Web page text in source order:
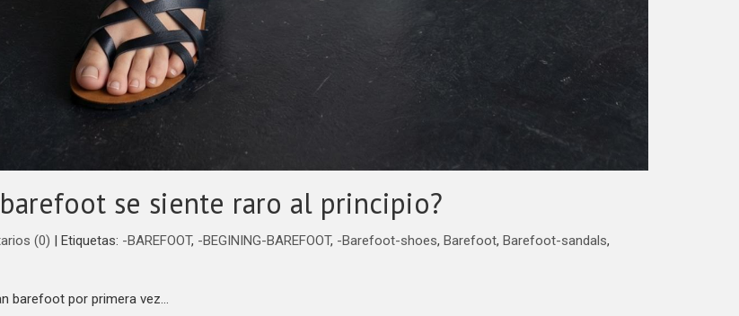
se siente raro al principio?
(0) Etiquetas: -BAREFOOT, -BEGINING-BAREFOOT, -Barefoot-shoes, Barefoot, Barefoot-sandals,
barefoot por primera vez…